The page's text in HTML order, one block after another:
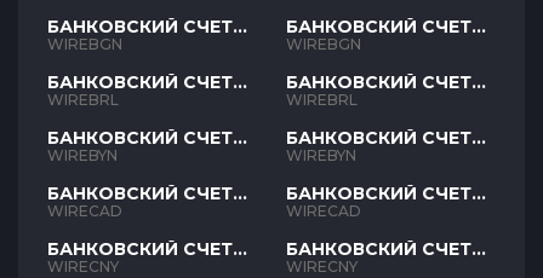
БАНКОВСКИЙ СЧЕТ
BGN
WIREBGN
БАНКОВСКИЙ СЧЕТ
BRL
WIREBRL
БАНКОВСКИЙ СЧЕТ
BYN
WIREBYN
БАНКОВСКИЙ СЧЕТ
CAD
WIRECAD
БАНКОВСКИЙ СЧЕТ
CNY
WIRECNY
БАНКОВСКИЙ СЧЕТ
BGN
WIREBGN
БАНКОВСКИЙ СЧЕТ
BRL
WIREBRL
БАНКОВСКИЙ СЧЕТ
BYN
WIREBYN
БАНКОВСКИЙ СЧЕТ
CAD
WIRECAD
БАНКОВСКИЙ СЧЕТ
CNY
WIRECNY